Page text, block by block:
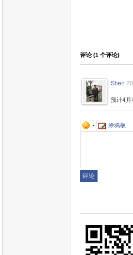
评论 (1 个评论)
Shen
预计4月
涂鸦板